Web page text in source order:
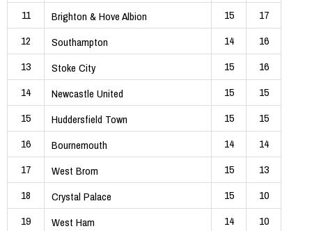
11
Brighton & Hove Albion 15
17
12
Southampton 14
16
13
Stoke City 15
16
14
Newcastle United 15
15
15
Huddersfield Town 15
15
16
Bournemouth 14
14
17
West Brom 15
13
18
Crystal Palace 15
10
19
West Ham 14
10